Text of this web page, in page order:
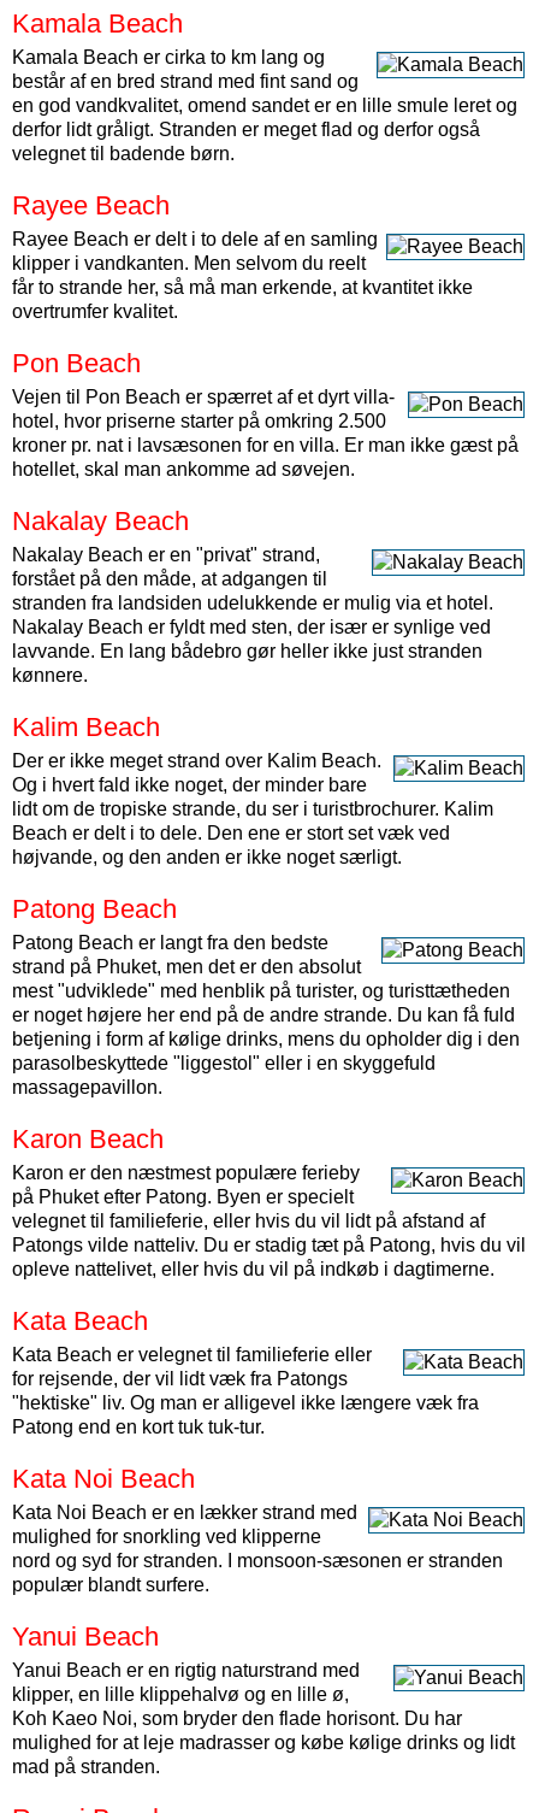
Kamala Beach
Kamala Beach er cirka to km lang og
består af en bred strand med fint sand og
en god vandkvalitet, omend sandet er en lille smule leret og
derfor lidt gråligt. Stranden er meget flad og derfor også
velegnet til badende børn.
Rayee Beach
Rayee Beach er delt i to dele af en samling
klipper i vandkanten. Men selvom du reelt
får to strande her, så må man erkende, at kvantitet ikke
overtrumfer kvalitet.
Pon Beach
Vejen til Pon Beach er spærret af et dyrt villa-
hotel, hvor priserne starter på omkring 2.500
kroner pr. nat i lavsæsonen for en villa. Er man ikke gæst på
hotellet, skal man ankomme ad søvejen.
Nakalay Beach
Nakalay Beach er en "privat" strand,
forstået på den måde, at adgangen til
stranden fra landsiden udelukkende er mulig via et hotel.
Nakalay Beach er fyldt med sten, der især er synlige ved
lavvande. En lang bådebro gør heller ikke just stranden
kønnere.
Kalim Beach
Der er ikke meget strand over Kalim Beach.
Og i hvert fald ikke noget, der minder bare
lidt om de tropiske strande, du ser i turistbrochurer. Kalim
Beach er delt i to dele. Den ene er stort set væk ved
højvande, og den anden er ikke noget særligt.
Patong Beach
Patong Beach er langt fra den bedste
strand på Phuket, men det er den absolut
mest "udviklede" med henblik på turister, og turisttætheden
er noget højere her end på de andre strande. Du kan få fuld
betjening i form af kølige drinks, mens du opholder dig i den
parasolbeskyttede "liggestol" eller i en skyggefuld
massagepavillon.
Karon Beach
Karon er den næstmest populære ferieby
på Phuket efter Patong. Byen er specielt
velegnet til familieferie, eller hvis du vil lidt på afstand af
Patongs vilde natteliv. Du er stadig tæt på Patong, hvis du vil
opleve nattelivet, eller hvis du vil på indkøb i dagtimerne.
Kata Beach
Kata Beach er velegnet til familieferie eller
for rejsende, der vil lidt væk fra Patongs
"hektiske" liv. Og man er alligevel ikke længere væk fra
Patong end en kort tuk tuk-tur.
Kata Noi Beach
Kata Noi Beach er en lækker strand med
mulighed for snorkling ved klipperne
nord og syd for stranden. I monsoon-sæsonen er stranden
populær blandt surfere.
Yanui Beach
Yanui Beach er en rigtig naturstrand med
klipper, en lille klippehalvø og en lille ø,
Koh Kaeo Noi, som bryder den flade horisont. Du har
mulighed for at leje madrasser og købe kølige drinks og lidt
mad på stranden.